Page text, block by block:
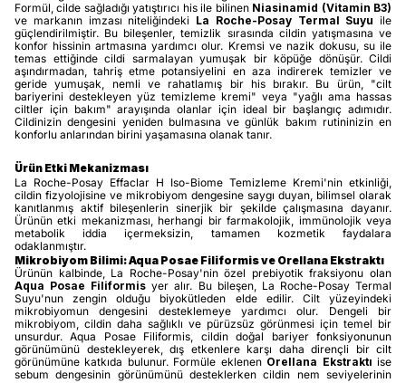
Formül, cilde sağladığı yatıştırıcı his ile bilinen Niasinamid (Vitamin B3)
ve markanın imzası niteliğindeki La Roche-Posay Termal Suyu ile
güçlendirilmiştir. Bu bileşenler, temizlik sırasında cildin yatışmasına ve
konfor hissinin artmasına yardımcı olur. Kremsi ve nazik dokusu, su ile
temas ettiğinde cildi sarmalayan yumuşak bir köpüğe dönüşür. Cildi
aşındırmadan, tahriş etme potansiyelini en aza indirerek temizler ve
geride yumuşak, nemli ve rahatlamış bir his bırakır. Bu ürün, "cilt
bariyerini destekleyen yüz temizleme kremi" veya "yağlı ama hassas
ciltler için bakım" arayışında olanlar için ideal bir başlangıç adımıdır.
Cildinizin dengesini yeniden bulmasına ve günlük bakım rutininizin en
konforlu anlarından birini yaşamasına olanak tanır.
Ürün Etki Mekanizması
La Roche-Posay Effaclar H Iso-Biome Temizleme Kremi'nin etkinliği,
cildin fizyolojisine ve mikrobiyom dengesine saygı duyan, bilimsel olarak
kanıtlanmış aktif bileşenlerin sinerjik bir şekilde çalışmasına dayanır.
Ürünün etki mekanizması, herhangi bir farmakolojik, immünolojik veya
metabolik iddia içermeksizin, tamamen kozmetik faydalara
odaklanmıştır.
Mikrobiyom Bilimi: Aqua Posae Filiformis ve Orellana Ekstraktı
Ürünün kalbinde, La Roche-Posay'nin özel prebiyotik fraksiyonu olan
Aqua Posae Filiformis yer alır. Bu bileşen, La Roche-Posay Termal
Suyu'nun zengin olduğu biyokütleden elde edilir. Cilt yüzeyindeki
mikrobiyomun dengesini desteklemeye yardımcı olur. Dengeli bir
mikrobiyom, cildin daha sağlıklı ve pürüzsüz görünmesi için temel bir
unsurdur. Aqua Posae Filiformis, cildin doğal bariyer fonksiyonunun
görünümünü destekleyerek, dış etkenlere karşı daha dirençli bir cilt
görünümüne katkıda bulunur. Formüle eklenen Orellana Ekstraktı ise
sebum dengesinin görünümünü desteklerken cildin nem seviyelerinin